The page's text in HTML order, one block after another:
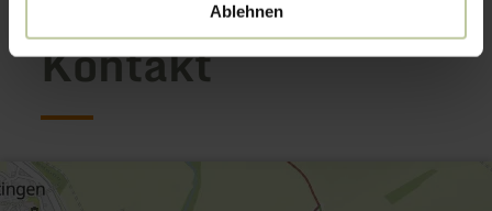
Ablehnen
Kontakt